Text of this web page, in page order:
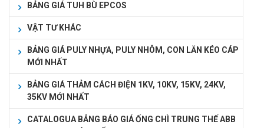
BẢNG GIÁ TUH BÙ EPCOS
VẬT TƯ KHÁC
BẢNG GIÁ PULY NHỰA, PULY NHÔM, CON LĂN KÉO CÁP
MỚI NHẤT
BẢNG GIÁ THẢM CÁCH ĐIỆN 1KV, 10KV, 15KV, 24KV,
35KV MỚI NHẤT
CATALOGUA BẢNG BÁO GIÁ ỐNG CHÌ TRUNG THẾ ABB